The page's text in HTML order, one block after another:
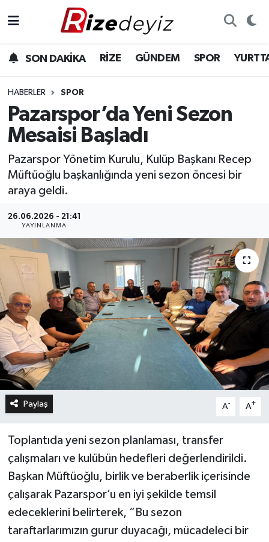
SON DAKİKA RİZE GÜNDEM SPOR
HABERLER SPOR
Pazarspor’da Yeni Sezon
Mesaisi Başladı
Pazarspor Yönetim Kurulu, Kulüp Başkanı Recep
Müftüoğlu başkanlığında yeni sezon öncesi bir
araya geldi.
26.06.2026 - 21:41
YAYINLANMA
Paylaş A- A+
Toplantıda yeni sezon planlaması, transfer
çalışmaları ve kulübün hedefleri değerlendirildi.
Başkan Müftüoğlu, birlik ve beraberlik içerisinde
çalışarak Pazarspor’u en iyi şekilde temsil
edeceklerini belirterek, “Bu sezon
taraftarlarımızın gurur duyacağı, mücadeleci bir
Gündem
Yurttan Haberler
Ekonomi
Teknoloji
Sağlık
Rize Hava Durumu
Rize Namaz Vakitleri
Rize Trafik Yoğunluk Haritası
Süper Lig Puan Durumu ve Fikstür
Tüm Manşetler
Son Dakika Haberleri
Haber Arşivi